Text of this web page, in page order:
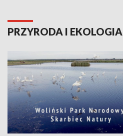
PRZYRODA I EKOLOGIA